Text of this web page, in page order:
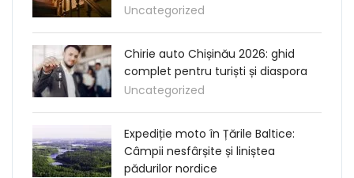
Uncategorized
Chirie auto Chișinău 2026: ghid
complet pentru turiști și diaspora
Uncategorized
Expediție moto în Țările Baltice:
Câmpii nesfârșite și liniștea
pădurilor nordice